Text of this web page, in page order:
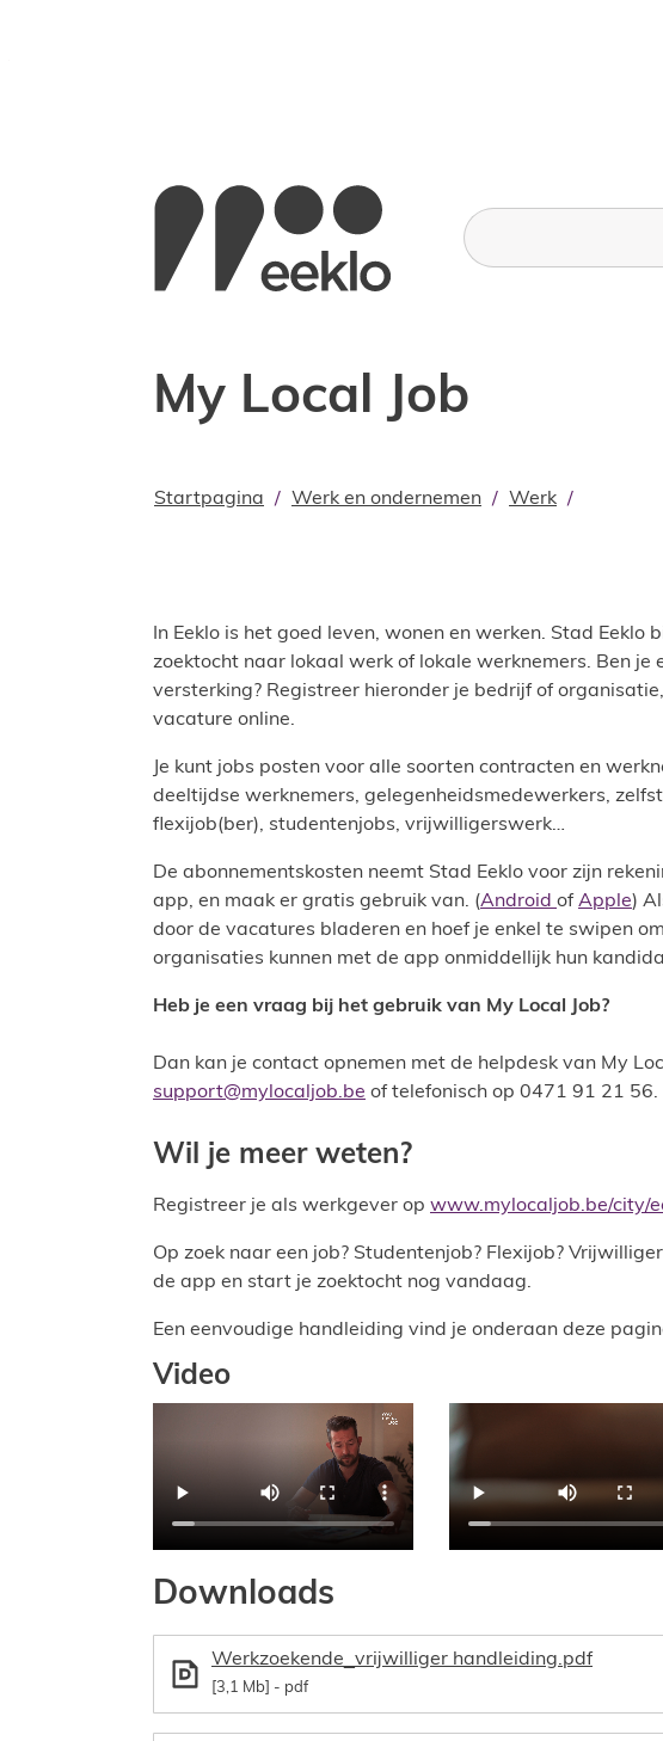
Stad Eeklo
Wat zoek je?
My Local Job
Startpagina Werk en ondernemen Werk
In Eeklo is het goed leven, wonen en werken. Stad Eeklo
zoektocht naar lokaal werk of lokale werknemers. Ben
versterking? Registreer hieronder je bedrijf of
vacature online.
Je kunt jobs posten voor alle soorten contracten en
deeltijdse werknemers, gelegenheidsmedewerkers,
flexijob(ber), studentenjobs, vrijwilligerswerk…
De abonnementskosten neemt Stad Eeklo voor zijn
app, en maak er gratis gebruik van. (Android of Apple)
door de vacatures bladeren en hoef je enkel te swipen
organisaties kunnen met de app onmiddellijk hun
Heb je een vraag bij het gebruik van My Local Job?
Dan kan je contact opnemen met de helpdesk van My
support@mylocaljob.be of telefonisch op 0471 91 21 56.
Wil je meer weten?
Registreer je als werkgever op www.mylocaljob.be/city/
Op zoek naar een job? Studentenjob? Flexijob?
de app en start je zoektocht nog vandaag.
Een eenvoudige handleiding vind je onderaan deze
Video
Downloads
Werkzoekende_vrijwilliger handleiding.pdf
3,1 Mb pdf